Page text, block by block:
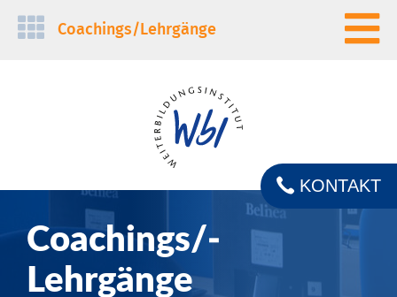
Navigation
Coachings/­Lehrgänge
Coachings/­
Lehrgänge
KONTAKT